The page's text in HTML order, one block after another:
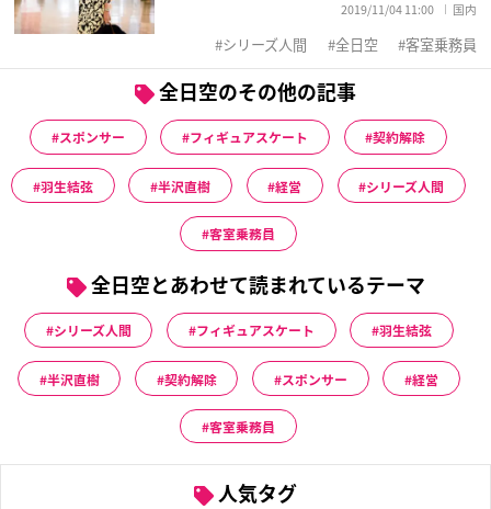
2019/11/04 11:00 国内
シリーズ人間 全日空 客室乗務員
全日空のその他の記事
スポンサー フィギュアスケート 契約解除
羽生結弦 半沢直樹 経営 シリーズ人間
客室乗務員
全日空とあわせて読まれているテーマ
シリーズ人間 フィギュアスケート 羽生結弦
半沢直樹 契約解除 スポンサー 経営
客室乗務員
人気タグ